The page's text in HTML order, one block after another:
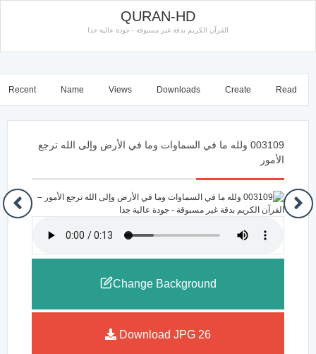
QURAN-HD
القرآن الكريم بدقة غير مسبوقة - جودة عالية جدا
Recent Name Views Downloads Create Read
003109 ولله ما في السماوات وما في الأرض وإلى الله ترجع
الأمور
Change Background
Download JPG 26